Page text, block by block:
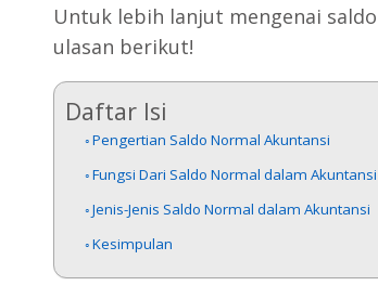
Untuk lebih lanjut mengenai
ulasan berikut!
Daftar Isi
Pengertian Saldo Normal Akuntansi
Fungsi Dari Saldo Normal dalam Akuntansi
Jenis-Jenis Saldo Normal dalam Akuntansi
Kesimpulan